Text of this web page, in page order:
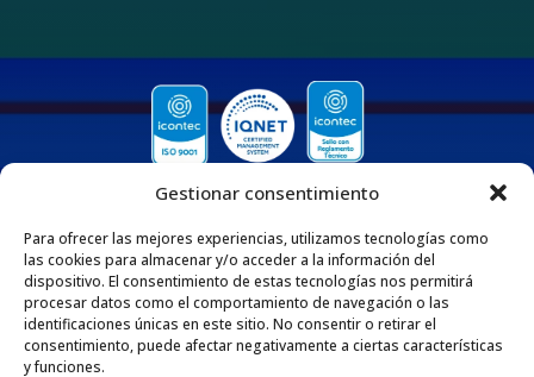
Gestionar consentimiento
Para ofrecer las mejores experiencias, utilizamos tecnologías como
las cookies para almacenar y/o acceder a la información del
dispositivo. El consentimiento de estas tecnologías nos permitirá
procesar datos como el comportamiento de navegación o las
identificaciones únicas en este sitio. No consentir o retirar el
consentimiento, puede afectar negativamente a ciertas características
y funciones.
QUIENES SOMOS
Nos enorgullece ser una empresa 100% Colombiana que desde 1975 se dedica
a fabricar y comercializar tuberías y accesorios de polipropileno, adaptados